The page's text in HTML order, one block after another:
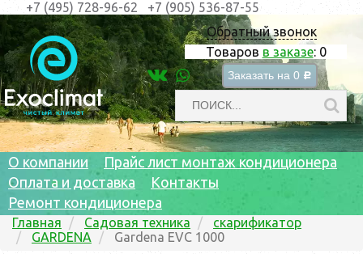
Обратный звонок
Товаров в заказе: 0
Заказать на 0 c
+7 (495) 728-96-62 +7 (905) 536-87-55
О компании
Прайс лист монтаж кондиционера
Оплата и доставка
Контакты
Ремонт кондиционера
Главная Садовая техника
скарификатор
GARDENA
Gardena EVC 1000